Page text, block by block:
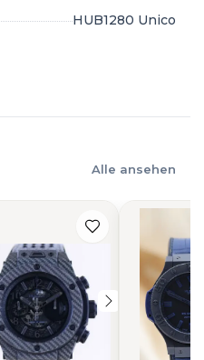
HUB1280 Unico
Alle ansehen